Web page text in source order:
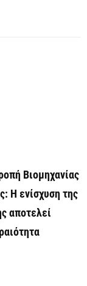
Βιομηχανίας
Η ενίσχυση της
αποτελεί